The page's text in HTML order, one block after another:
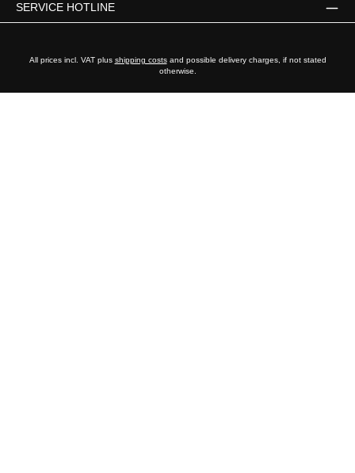
SERVICE HOTLINE
All prices incl. VAT plus shipping costsand possible delivery charges, if not stated
otherwise.